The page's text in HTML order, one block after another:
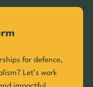
for defence,
Let’s work